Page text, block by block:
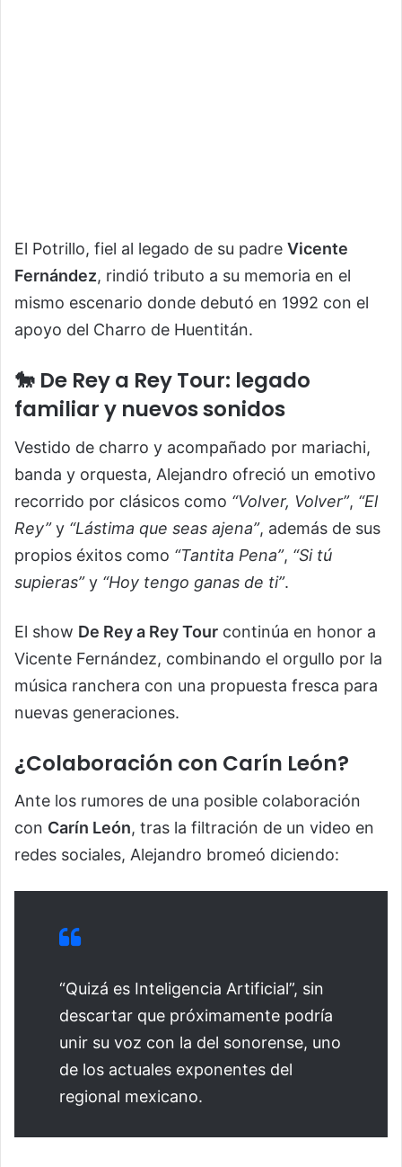
El Potrillo, fiel al legado de su padre Vicente
Fernández, rindió tributo a su memoria en el
mismo escenario donde debutó en 1992 con el
apoyo del Charro de Huentitán.
🐎 De Rey a Rey Tour: legado
familiar y nuevos sonidos
Vestido de charro y acompañado por mariachi,
banda y orquesta, Alejandro ofreció un emotivo
recorrido por clásicos como “Volver, Volver”, “El
Rey”y “Lástima que seas ajena”, además de sus
propios éxitos como “Tantita Pena”, “Si tú
supieras”y “Hoy tengo ganas de ti”.
El show De Rey a Rey Tour continúa en honor a
Vicente Fernández, combinando el orgullo por la
música ranchera con una propuesta fresca para
nuevas generaciones.
¿Colaboración con Carín León?
Ante los rumores de una posible colaboración
con Carín León, tras la filtración de un video en
redes sociales, Alejandro bromeó diciendo:
“Quizá es Inteligencia Artificial”, sin
descartar que próximamente podría
unir su voz con la del sonorense, uno
de los actuales exponentes del
regional mexicano.